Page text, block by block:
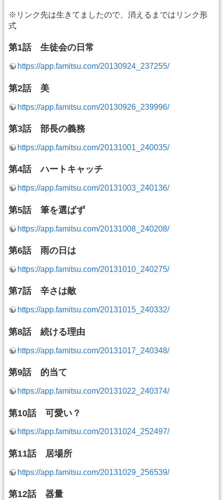
※リンク先は生きてましたので、消えるまではリンク形
式
第1話 生徒会の日常
https://app.famitsu.com/20130924_237255/
第2話 美
https://app.famitsu.com/20130926_239996/
第3話 部長の義務
https://app.famitsu.com/20131001_240035/
第4話 ハートキャッチ
https://app.famitsu.com/20131003_240136/
第5話 筆を選ばず
https://app.famitsu.com/20131008_240208/
第6話 雨の日は
https://app.famitsu.com/20131010_240275/
第7話 辛さは敵
https://app.famitsu.com/20131015_240332/
第8話 続ける理由
https://app.famitsu.com/20131017_240348/
第9話 的当て
https://app.famitsu.com/20131022_240374/
第10話 可愛い？
https://app.famitsu.com/20131024_252497/
第11話 居場所
https://app.famitsu.com/20131029_256539/
第12話 器量